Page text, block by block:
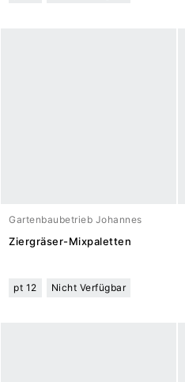
Gartenbaubetrieb Johannes
Meuwesen
Ziergräser-Mixpaletten
pt 12 Nicht Verfügbar